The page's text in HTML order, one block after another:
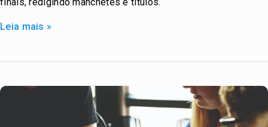
Leia mais »